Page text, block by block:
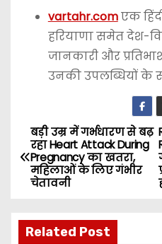
vartahr.comएक
हरियाणा समेत देश-
जानकारी और
उनकी उपलब्धियों के
P
o
t
बड़ी उम्र में गर्भधारण से बढ़
रहा Heart Attack During
Pregnancy का खतरा,
महिलाओं के लिए गंभीर
चेतावनी
Related Post